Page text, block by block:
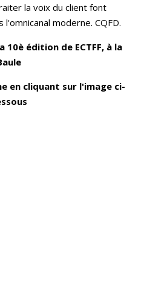
la voix du client font
moderne. CQFD.
édition de ECTFF, à la
en cliquant sur l'image ci-